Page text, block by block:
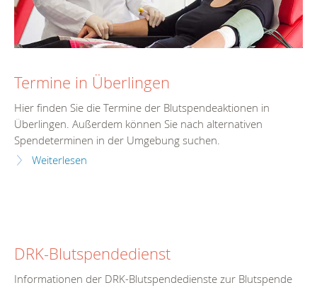
Termine in Überlingen
Hier finden Sie die Termine der Blutspendeaktionen in
Überlingen. Außerdem können Sie nach alternativen
Spendeterminen in der Umgebung suchen.
Weiterlesen
DRK-Blutspendedienst
Informationen der DRK-Blutspendedienste zur Blutspende